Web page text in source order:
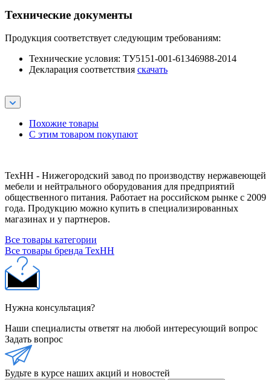
Технические документы
Продукция соответствует следующим требованиям:
Технические условия: ТУ5151-001-61346988-2014
Декларация соответствия скачать
Похожие товары
С этим товаром покупают
ТехНН - Нижегородский завод по производству нержавеющей
мебели и нейтрального оборудования для предприятий
общественного питания. Работает на российском рынке с 2009
года. Продукцию можно купить в специализированных
магазинах и у партнеров.
Все товары категории
Все товары бренда ТехНН
Нужна консультация?
Наши специалисты ответят на любой интересующий вопрос
Задать вопрос
Будьте в курсе наших акций и новостей